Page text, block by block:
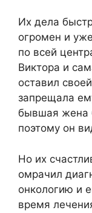
Их дела
огромен и
по всей
Виктора и
оставил
запрещала
бывшая жена
поэтому он
Но их
омрачил
онкологию и
время